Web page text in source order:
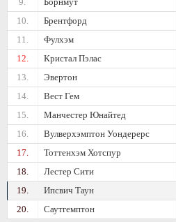
10.
Брентфорд
11.
Фулхэм
12.
Кристал Пэлас
13.
Эвертон
14.
Вест Гем
15.
Манчестер Юнайтед
16.
Вулверхэмптон Уондерерс
17.
Тоттенхэм Хотспур
18.
Лестер Сити
19.
Ипсвич Таун
20.
Саутгемптон